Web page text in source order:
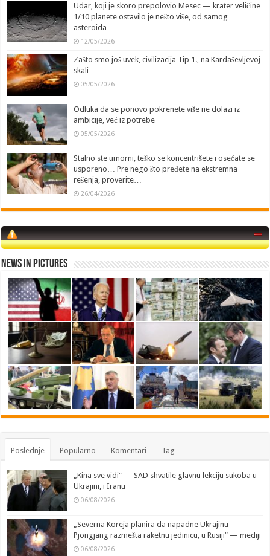
Udar, koji je skoro prepolovio Mesec — krater veličine
1/10 planete ostavilo je nešto više, od samog
asteroida
12/05/2026
Zašto smo još uvek, civilizacija Tip 1., na Kardaševljevoj
skali
05/05/2026
Odluka da se ponovo pokrenete više ne dolazi iz
ambicije, već iz potrebe
05/05/2026
Stalno ste umorni, teško se koncentrišete i osećate se
usporeno… Pre nego što pređete na ekstremna
rešenja, proverite…
26/04/2026
News in Pictures
Poslednje Popularno Komentari Tag
„Kina sve vidi“ — SAD shvatile glavnu lekciju sukoba u
Ukrajini, i Iranu
06/08/2026
„Severna Koreja planira da napadne Ukrajinu –
Pjongjang razmešta raketnu jedinicu, u Rusiji“ — mediji
06/08/2026